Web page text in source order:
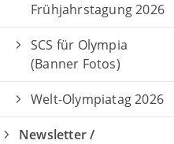
Frühjahrstagung 2026
SCS für Olympia
(Banner Fotos)
Welt-Olympiatag 2026
Newsletter /